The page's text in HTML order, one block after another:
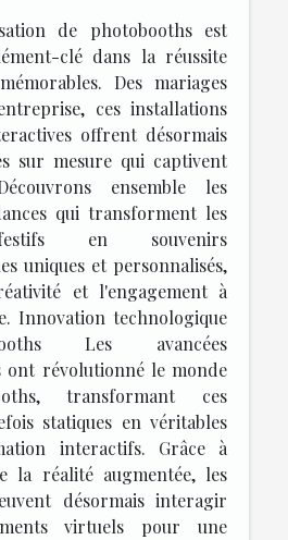
de photobooths est
clé dans la réussite
Des mariages
ces installations
offrent désormais
sur mesure qui captivent
ensemble les
qui transforment les
en souvenirs
uniques et personnalisés,
et l'engagement à
Innovation technologique
Les avancées
ont révolutionné le monde
transformant ces
statiques en véritables
interactifs. Grâce à
la réalité augmentée, les
désormais interagir
virtuels pour une